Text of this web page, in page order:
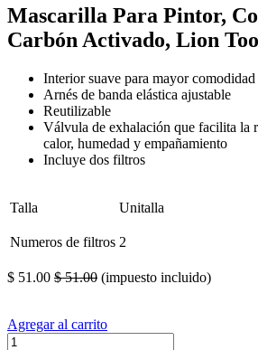
Mascarilla Para Pintor,
Carbón Activado, Lion
Interiorsuave para mayor comodidad
Arnés de banda elástica ajustable
Reutilizable
Válvula de exhalación que facilita la
calor, humedad y empañamiento
Incluye dos filtros
Talla Unitalla
Numeros de filtros 2
$ 51.00 $51.00 (impuesto incluido)
Agregar al carrito